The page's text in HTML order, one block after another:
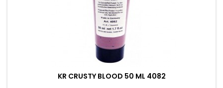
KR CRUSTY BLOOD 50 ML 4082